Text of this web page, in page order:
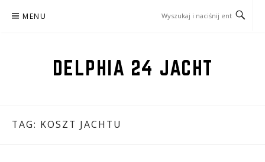
MENU
DELPHIA 24 JACHT
TAG: KOSZT JACHTU